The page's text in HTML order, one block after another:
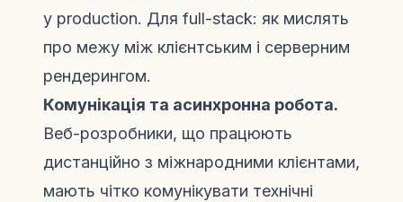
у production. Для full-stack: як мислять
про межу між клієнтським і серверним
рендерингом.
Комунікація та асинхронна робота.
Веб-розробники, що працюють
дистанційно з міжнародними клієнтами,
мають чітко комунікувати технічні